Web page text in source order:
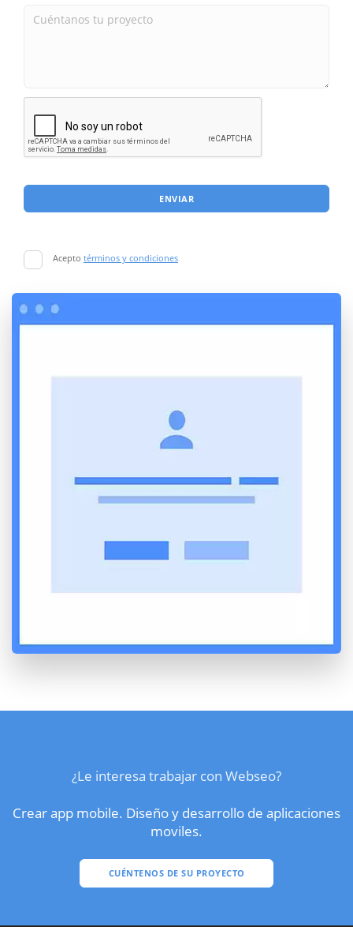
ENVIAR
Acepto términos y condiciones
¿Le interesa trabajar con Webseo?
Crear app mobile. Diseño y desarrollo de aplicaciones
moviles.
CUÉNTENOS DE SU PROYECTO